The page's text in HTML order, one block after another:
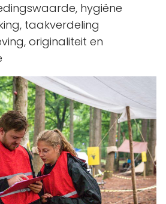
hygiëne
taakverdeling
originaliteit en